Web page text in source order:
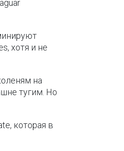
хотя и не
на
тугим. Но
которая в